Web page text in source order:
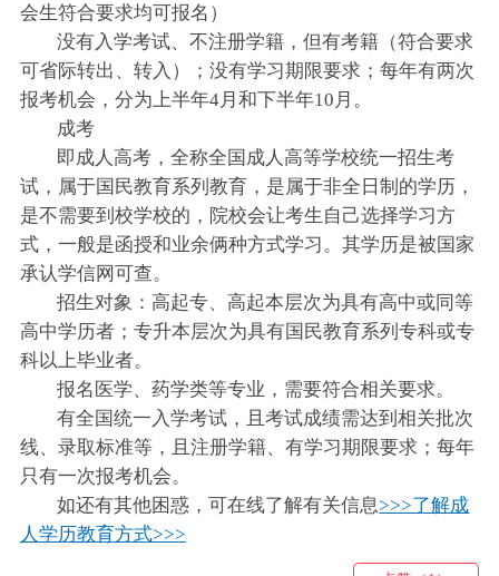
会生符合要求均可报名）
没有入学考试、不注册学籍，但有考籍（符合要求
可省际转出、转入）；没有学习期限要求；每年有两次
报考机会，分为上半年4月和下半年10月。
成考
即成人高考，全称全国成人高等学校统一招生考
试，属于国民教育系列教育，是属于非全日制的学历，
是不需要到校学校的，院校会让考生自己选择学习方
式，一般是函授和业余俩种方式学习。其学历是被国家
承认学信网可查。
招生对象：高起专、高起本层次为具有高中或同等
高中学历者；专升本层次为具有国民教育系列专科或专
科以上毕业者。
报名医学、药学类等专业，需要符合相关要求。
有全国统一入学考试，且考试成绩需达到相关批次
线、录取标准等，且注册学籍、有学习期限要求；每年
只有一次报考机会。
如还有其他困惑，可在线了解有关信息>>>了解成
人学历教育方式>>>